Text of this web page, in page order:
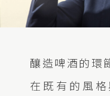
釀造啤酒的環
在既有的風